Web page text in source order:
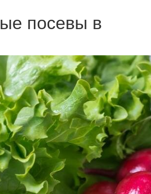
посевы в